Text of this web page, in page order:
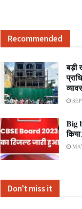
Recommended
बड़ी
Big
Don't miss it